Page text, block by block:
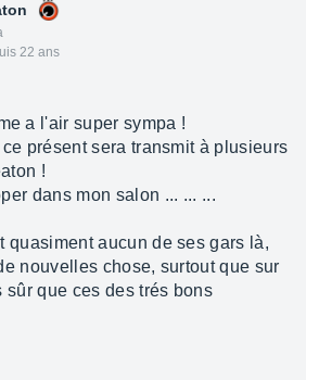
22 ans
a l'air super sympa !
présent sera transmit à plusieurs
!
dans mon salon ... ... ...
quasiment aucun de ses gars là,
nouvelles chose, surtout que sur
sûr que ces des trés bons